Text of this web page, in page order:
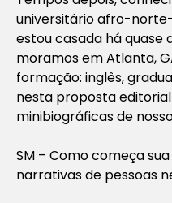
universitário afro-
estou casada há quase
moramos em Atlanta,
formação: inglês,
nesta proposta
minibiográficas de
SM – Como começa
narrativas de pessoas